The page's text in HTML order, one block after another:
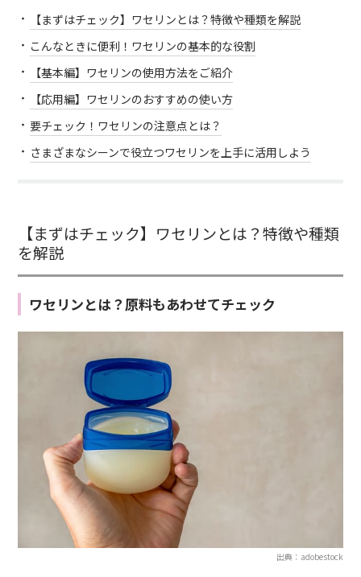
【まずはチェック】ワセリンとは？特徴や種類を解説
こんなときに便利！ワセリンの基本的な役割
【基本編】ワセリンの使用方法をご紹介
【応用編】ワセリンのおすすめの使い方
要チェック！ワセリンの注意点とは？
さまざまなシーンで役立つワセリンを上手に活用しよう
【まずはチェック】ワセリンとは？特徴や種類
を解説
ワセリンとは？原料もあわせてチェック
出典：adobestock